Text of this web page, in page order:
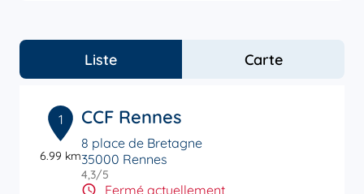
Liste Carte
1
6.99 km
CCF Rennes
8 place de Bretagne
35000 Rennes
4,3/5
Fermé actuellement